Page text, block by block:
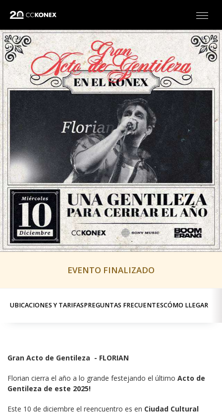
EVENTO FINALIZADO
UBICACIONES Y TARIFASPREGUNTAS FRECUENTESCÓMO LLEGAR
Gran Acto de Gentileza  - FLORIAN
Florian cierra el año a lo grande festejando el último Acto de
Gentileza de este 2025!
Este 10 de diciembre el reencuentro es en Ciudad Cultural